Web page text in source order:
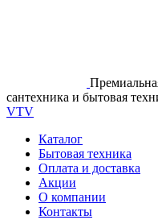
сантехника и бытовая
VTV
Каталог
Бытовая техника
Оплата и доставка
Акции
О компании
Контакты